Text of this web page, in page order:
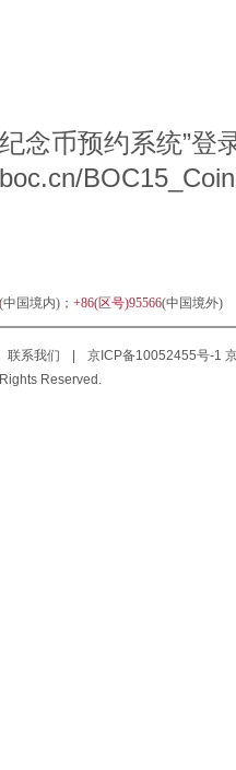
纪念币预约系统”登
中国境内)； +86(区号)95566(中国境外)
联系我们 京ICP备10052455号-1
Reserved.